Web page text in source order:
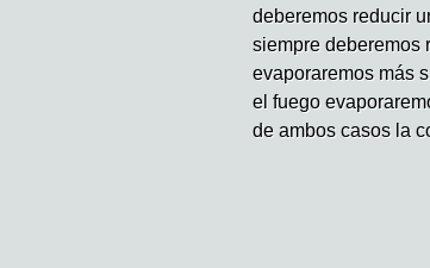
deberemos reducir
siempre deberemos
evaporaremos más
el fuego
de ambos casos la